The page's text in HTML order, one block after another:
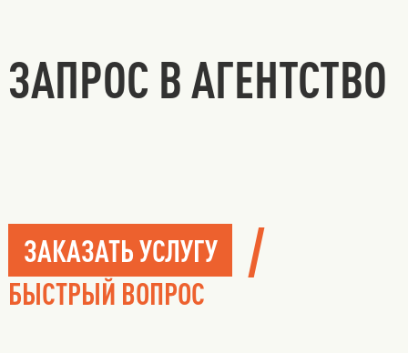
ЗАПРОС В АГЕНТСТВО
ЗАКАЗАТЬ УСЛУГУ /
БЫСТРЫЙ ВОПРОС